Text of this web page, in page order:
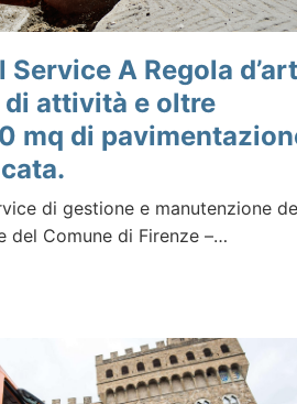
Service A Regola
attività e oltre
mq di
di gestione e manutenzione
del Comune di Firenze –…